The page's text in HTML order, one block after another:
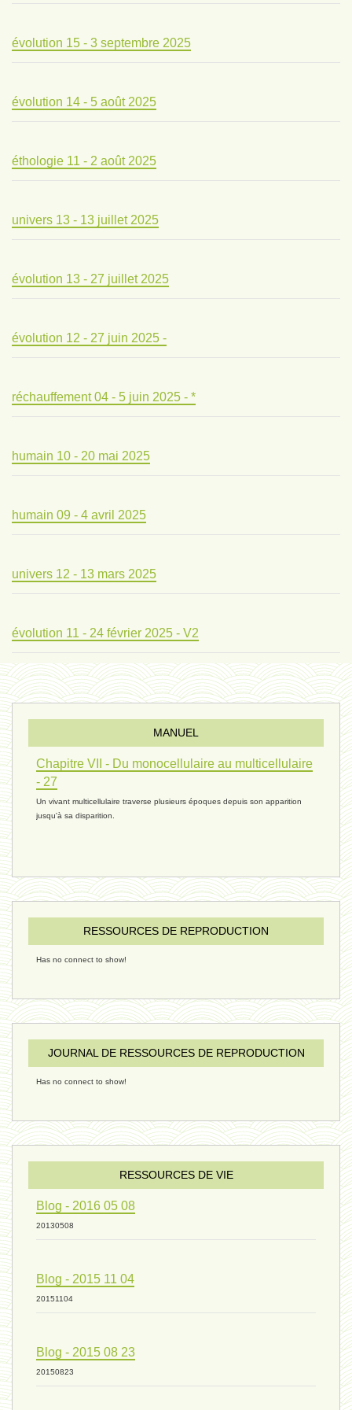
évolution 15 - 3 septembre 2025
évolution 14 - 5 août 2025
éthologie 11 - 2 août 2025
univers 13 - 13 juillet 2025
évolution 13 - 27 juillet 2025
évolution 12 - 27 juin 2025 -
réchauffement 04 - 5 juin 2025 - *
humain 10 - 20 mai 2025
humain 09 - 4 avril 2025
univers 12 - 13 mars 2025
évolution 11 - 24 février 2025 - V2
évolution 10 - 4 février 2025
réconciliations 04 - 26 janvier
réchauffement 03 - 26 janvier 2025
ressources de vie 05 - 23 décembre
humain 08 - 16 décembre 2024
sexualité 06 - 9 octobre 2024
ressources de vie 04 - 26
mode de production industriel 01 -
MANUEL
Chapitre VII - Du monocellulaire au multicellulaire
- 27
Un vivant multicellulaire traverse plusieurs époques depuis son apparition
jusqu'à sa disparition.
RESSOURCES DE REPRODUCTION
Has no connect to show!
JOURNAL DE RESSOURCES DE REPRODUCTION
Has no connect to show!
RESSOURCES DE VIE
Blog - 2016 05 08
20130508
Blog - 2015 11 04
20151104
Blog - 2015 08 23
20150823